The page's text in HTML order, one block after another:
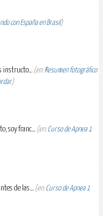
con España en Brasil)
instructo... (en:Resumen fotográfico
)
soy franc... (en:Curso de Apnea 1
de las... (en:Curso de Apnea 1